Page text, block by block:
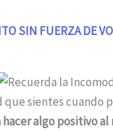
SIN FUERZA DE
sientes cuando
algo positivo